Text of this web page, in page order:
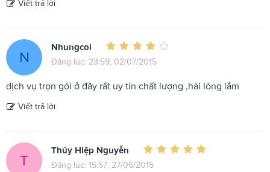
Viết trả lời
N
Nhungcoi
Đăng lúc: 23:59, 02/07/2015
dịch vụ trọn gói ở đây rất uy tín chất lượng ,hài lòng lắm
Viết trả lời
T
Thúy Hiệp Nguyễn
Đăng lúc: 15:57, 27/06/2015